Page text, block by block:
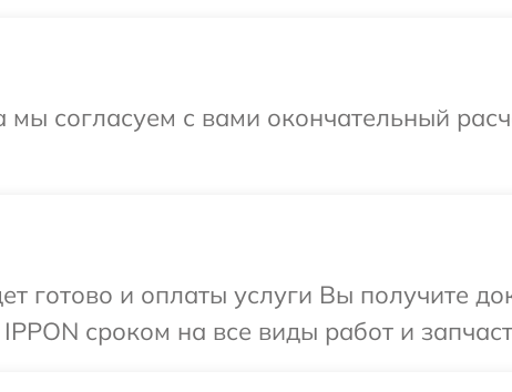
мы согласуем с вами окончательный
готово и оплаты услуги Вы получите
сроком на все виды работ и